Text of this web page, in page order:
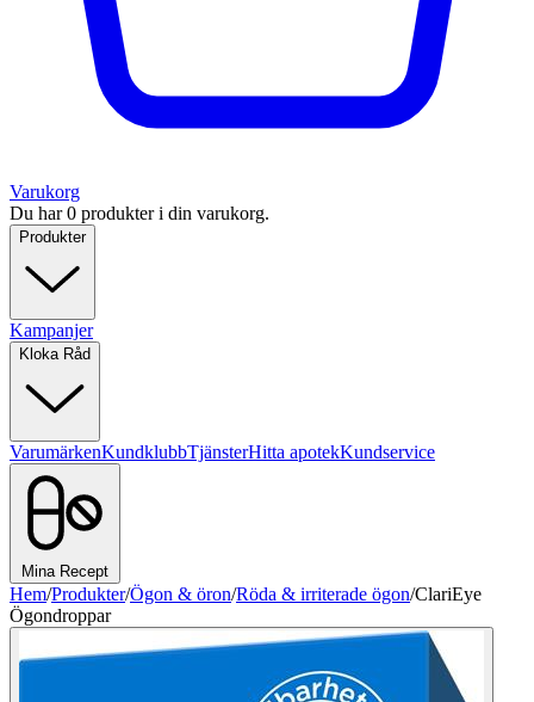
Varukorg
Du har 0 produkter i din varukorg.
Produkter
Kampanjer
Kloka Råd
VarumärkenKundklubbTjänsterHitta apotekKundservice
Mina Recept
Hem/Produkter/Ögon & öron/Röda & irriterade ögon/ClariEye
Ögondroppar